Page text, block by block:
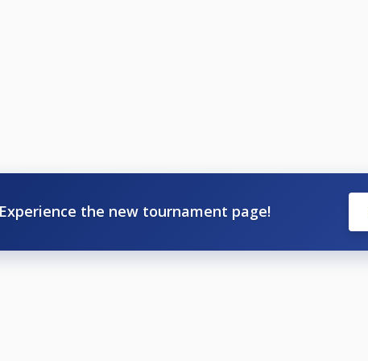
Experience the new tournament page!